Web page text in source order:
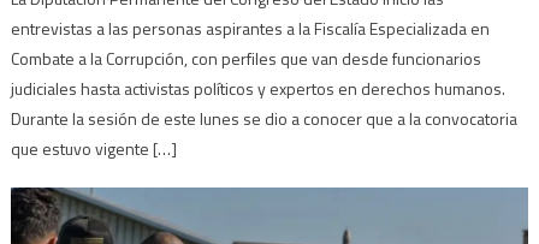
entrevistas a las personas aspirantes a la Fiscalía Especializada en
Combate a la Corrupción, con perfiles que van desde funcionarios
judiciales hasta activistas políticos y expertos en derechos humanos.
Durante la sesión de este lunes se dio a conocer que a la convocatoria
que estuvo vigente […]